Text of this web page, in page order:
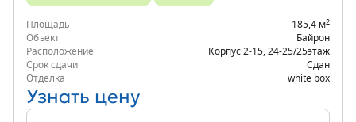
Площадь 185,4 м2
Объект
Байрон
Расположение
Корпус 2-15 24-25/25этаж
Срок сдачи
Сдан
Отделка
white box
Узнать цену